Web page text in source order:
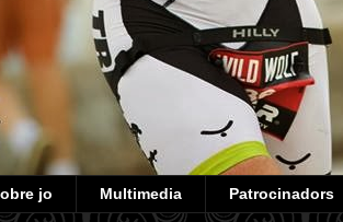
jo Multimedia Patrocinadors